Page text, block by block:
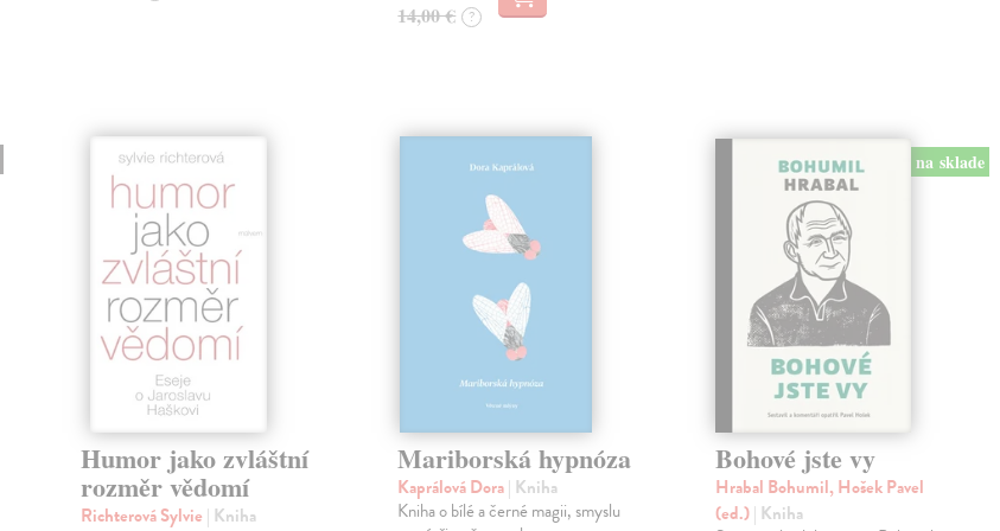
14,00 € ?
Humor jako zvláštní
rozměr vědomí
Richterová Sylvie | Kniha
Mariborská hypnóza
Kaprálová Dora| Kniha
Kniha o bílé a černé magii, smyslu
na sklade
Bohové jste vy
Hrabal Bohumil, Hošek Pavel
(ed.)| Kniha